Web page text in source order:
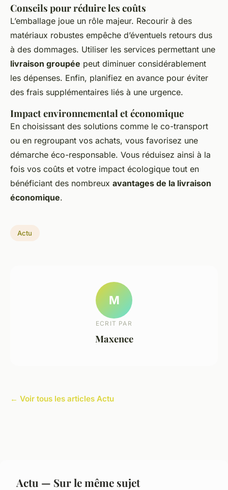
Conseils pour réduire les coûts
L’emballage joue un rôle majeur. Recourir à des
matériaux robustes empêche d’éventuels retours dus
à des dommages. Utiliser les services permettant une
livraison groupée peut diminuer considérablement
les dépenses. Enfin, planifiez en avance pour éviter
des frais supplémentaires liés à une urgence.
Impact environnemental et économique
En choisissant des solutions comme le co-transport
ou en regroupant vos achats, vous favorisez une
démarche éco-responsable. Vous réduisez ainsi à la
fois vos coûts et votre impact écologique tout en
bénéficiant des nombreux avantages de la livraison
économique.
Actu
M
ECRIT PAR
Maxence
← Voir tous les articles Actu
Actu — Sur le même sujet